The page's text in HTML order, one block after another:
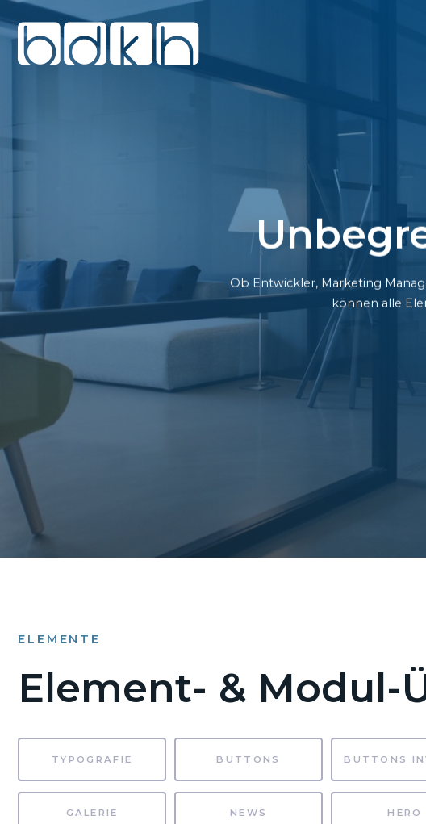
Ob Entwickler, Marketing
können alle
ELEMENTE
Element- & Modul-
TYPOGRAFIE BUTTONS
GALERIE NEWS HERO